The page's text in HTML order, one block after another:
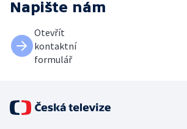
Napište nám
Otevřít
kontaktní
formulář